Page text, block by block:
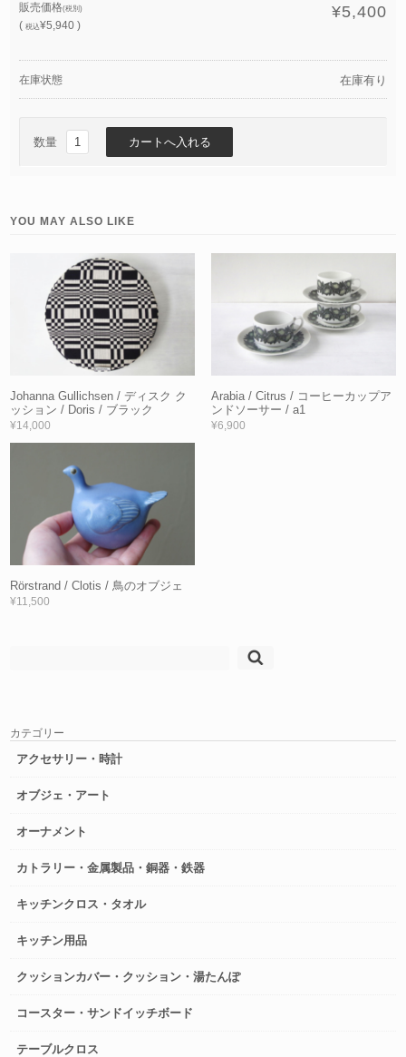
販売価格(税別)
(税込¥5,940 )
¥5,400
在庫状態 在庫有り
数量
YOU MAY ALSO LIKE
Johanna Gullichsen / ディスク ク
ッション / Doris / ブラック
¥14,000
Arabia / Citrus / コーヒーカップア
ンドソーサー / a1
¥6,900
Rörstrand / Clotis / 鳥のオブジェ
¥11,500
カテゴリー
アクセサリー・時計
オブジェ・アート
オーナメント
カトラリー・金属製品・銅器・鉄器
キッチンクロス・タオル
キッチン用品
クッションカバー・クッション・湯たんぽ
コースター・サンドイッチボード
テーブルクロス